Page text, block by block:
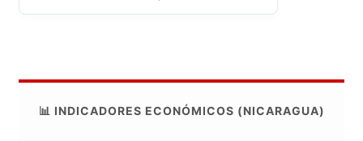
📊 INDICADORES ECONÓMICOS (NICARAGUA)